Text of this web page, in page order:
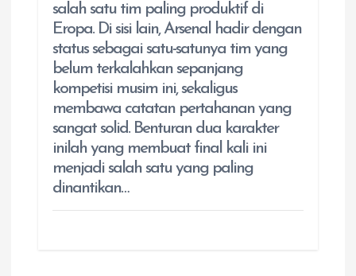
salah satu tim paling produktif di
Eropa. Di sisi lain, Arsenal hadir dengan
status sebagai satu-satunya tim yang
belum terkalahkan sepanjang
kompetisi musim ini, sekaligus
membawa catatan pertahanan yang
sangat solid. Benturan dua karakter
inilah yang membuat final kali ini
menjadi salah satu yang paling
dinantikan…